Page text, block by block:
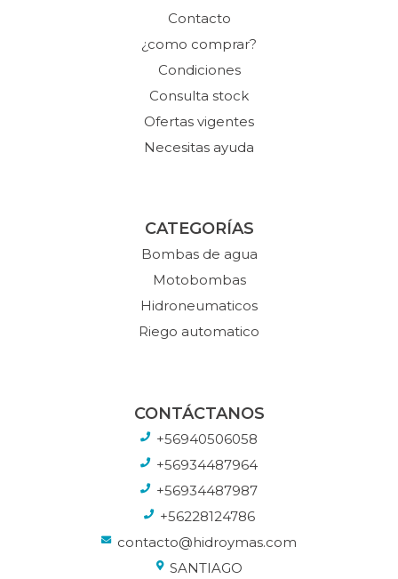
Contacto
¿como comprar?
Condiciones
Consulta stock
Ofertas vigentes
Necesitas ayuda
CATEGORÍAS
Bombas de agua
Motobombas
Hidroneumaticos
Riego automatico
CONTÁCTANOS
+56940506058
+56934487964
+56934487987
+56228124786
contacto@hidroymas.com
SANTIAGO